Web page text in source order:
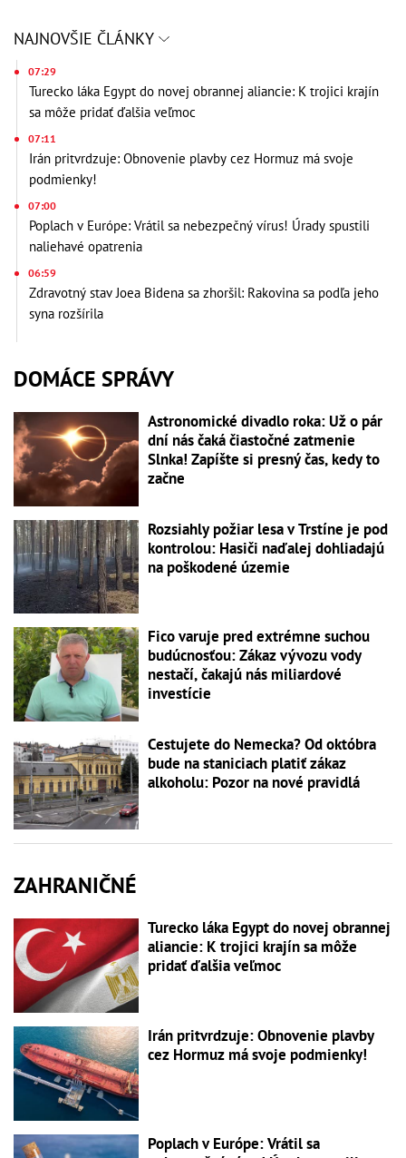
NAJNOVŠIE ČLÁNKY
07:29
Turecko láka Egypt do novej obrannej aliancie: K trojici krajín
sa môže pridať ďalšia veľmoc
07:11
Irán pritvrdzuje: Obnovenie plavby cez Hormuz má svoje
podmienky!
07:00
Poplach v Európe: Vrátil sa nebezpečný vírus! Úrady spustili
naliehavé opatrenia
06:59
Zdravotný stav Joea Bidena sa zhoršil: Rakovina sa podľa jeho
syna rozšírila
DOMÁCE SPRÁVY
Astronomické divadlo roka: Už o pár
dní nás čaká čiastočné zatmenie
Slnka! Zapíšte si presný čas, kedy to
začne
Rozsiahly požiar lesa v Trstíne je pod
kontrolou: Hasiči naďalej dohliadajú
na poškodené územie
Fico varuje pred extrémne suchou
budúcnosťou: Zákaz vývozu vody
nestačí, čakajú nás miliardové
investície
Cestujete do Nemecka? Od októbra
bude na staniciach platiť zákaz
alkoholu: Pozor na nové pravidlá
ZAHRANIČNÉ
Turecko láka Egypt do novej obrannej
aliancie: K trojici krajín sa môže
pridať ďalšia veľmoc
Irán pritvrdzuje: Obnovenie plavby
cez Hormuz má svoje podmienky!
Poplach v Európe: Vrátil sa